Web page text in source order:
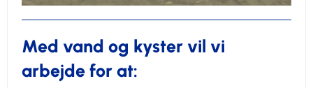
Med vand og kyster vil vi
arbejde for at: